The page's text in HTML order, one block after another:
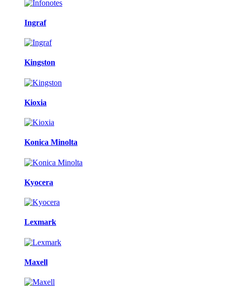
Ingraf
Kingston
Kioxia
Konica Minolta
Kyocera
Lexmark
Maxell